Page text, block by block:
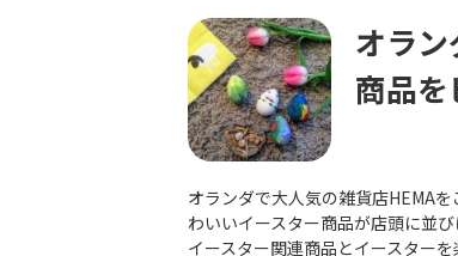
オラ
商品
オランダで大人気の雑貨店HEMA
わいいイースター商品が店頭に並
イースター関連商品とイースターを